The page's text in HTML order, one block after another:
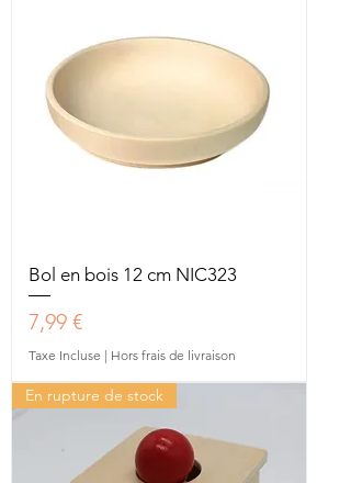
Bol en bois 12 cm NIC323
Prix
7,99 €
Taxe Incluse | Hors frais de livraison
En rupture de stock